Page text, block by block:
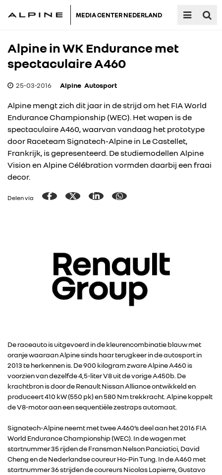
MEDIA CENTER NEDERLAND
RENAULT GROUP
RENAULT
Alpine in WK Endurance met
spectaculaire A460
25-03-2016 Alpine Autosport
Alpine mengt zich dit jaar in de strijd om het FIA World
Endurance Championship (WEC). Het wapen is de
spectaculaire A460, waarvan vandaag het prototype
door Raceteam Signatech-Alpine in Le Castellet,
Frankrijk, is gepresenteerd. De studiemodellen Alpine
Vision en Alpine Célébration vormden daarbij een fraai
decor.
Delen via
De raceauto is uitgevoerd in de kleurencombinatie blauw met
oranje waaraan Alpine sinds haar terugkeer in de autosport in
2013 te herkennen is. De 900 kilogram zware Alpine A460 is
voorzien van dezelfde 4,5-liter V8 uit de vorige A450b. De
krachtbron is door de Renault Nissan Alliance ontwikkeld en
produceert 410 kW (550 pk) en 580 Nm trekkracht. Alpine koppelt
de V8-motor aan een sequentiële zestraps automaat.
Signatech-Alpine neemt met twee A460’s deel aan het 2016 FIA
World Endurance Championship (WEC). In de wagen met
startnummer 35 rijden de Fransman Nelson Panciatici, David
Cheng en de Nederlandse coureur Ho-Pin Tung. In de A460 met
startnummer 36 strijden de coureurs Nicolas Lapierre, Gustavo